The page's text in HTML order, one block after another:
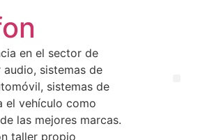
en el sector de
sistemas de
sistemas de
el vehículo como
las mejores marcas.
taller propio